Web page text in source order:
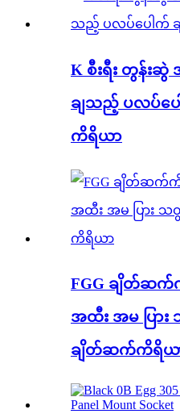
K စီးရီး တွန်း
ချသည့် ပလပ်ပ
ကိရိယာ
FGG ချိတ်ဆက်ကိ
အထီး အမ ပြား
ချိတ်ဆက်ကိရိယ